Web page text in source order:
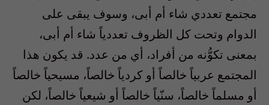
مجتمع تعددي شاء أم أبى، وسوف يبقى على
الدوام وتحت كل الظروف تعددياً شاء أم أبى،
بمعنى تكوُّنه من أفراد، أي من عدد. قد يكون هذا
المجتمع عربياً خالصاً أو كردياً خالصاً، مسيحياً خالصاً
أو مسلماً خالصاً، سنّياً خالصاً أو شيعياً خالصاً، لكن